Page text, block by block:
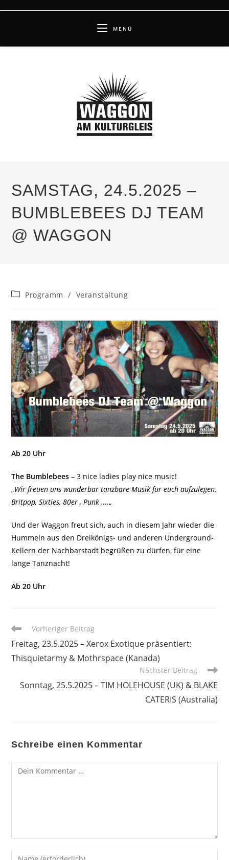
MENÜ
SAMSTAG, 24.5.2025 –
BUMBLEBEES DJ TEAM
@ WAGGON
Beitrags-
Programm / Veranstaltung
Ab 20 Uhr
The Bumblebees – 3 nice ladies play nice music!
„Wir freuen uns wunderbar tanzbare Musik für euch aufzulegen.
Britpop, Sixties, 80er , Punk ….„
Und der Waggon freut sich, auch in diesem Jahr wieder die
Hummeln aus den Dreikönigs- und anderen Underground-
Kellern der Nachbarstadt begrüßen zu dürfen, für eine
lange Tanznacht!
Ab 20 Uhr
Weitere
ansehen
Vorheriger Beitrag
Freitag, 23.5.2025 – Xerox Exotique präsentiert:
Thisquietarmy & Mothrspace (Kanada)
Nächster Beitrag
Sonntag, 25.5.2025 – TIM HOLEHOUSE (UK) & BLAKE
CATERIS (Australia)
Schreibe einen Kommentar
Kommentar
Gib